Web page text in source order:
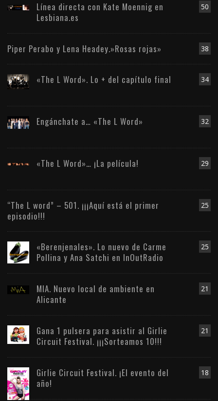
50
Línea directa con Kate Moennig en
Lesbiana.es
38
Piper Perabo y Lena Headey.»Rosas rojas»
34
«The L Word». Lo + del capítulo final
32
Engánchate a… «The L Word»
29
«The L Word»… ¡La película!
25
“The L word” – 501. ¡¡¡Aquí está el primer
episodio!!!
25
«Berenjenales». Lo nuevo de Carme
Pollina y Ana Satchi en InOutRadio
21
MIA. Nuevo local de ambiente en
Alicante
21
Gana 1 pulsera para asistir al Girlie
Circuit Festival. ¡¡¡Sorteamos 10!!!
18
Girlie Circuit Festival. ¡El evento del
año!